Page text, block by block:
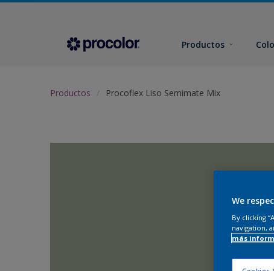
Productos
Productos Procoflex Liso Semimate Mix
We
By clicking
navigation,
más